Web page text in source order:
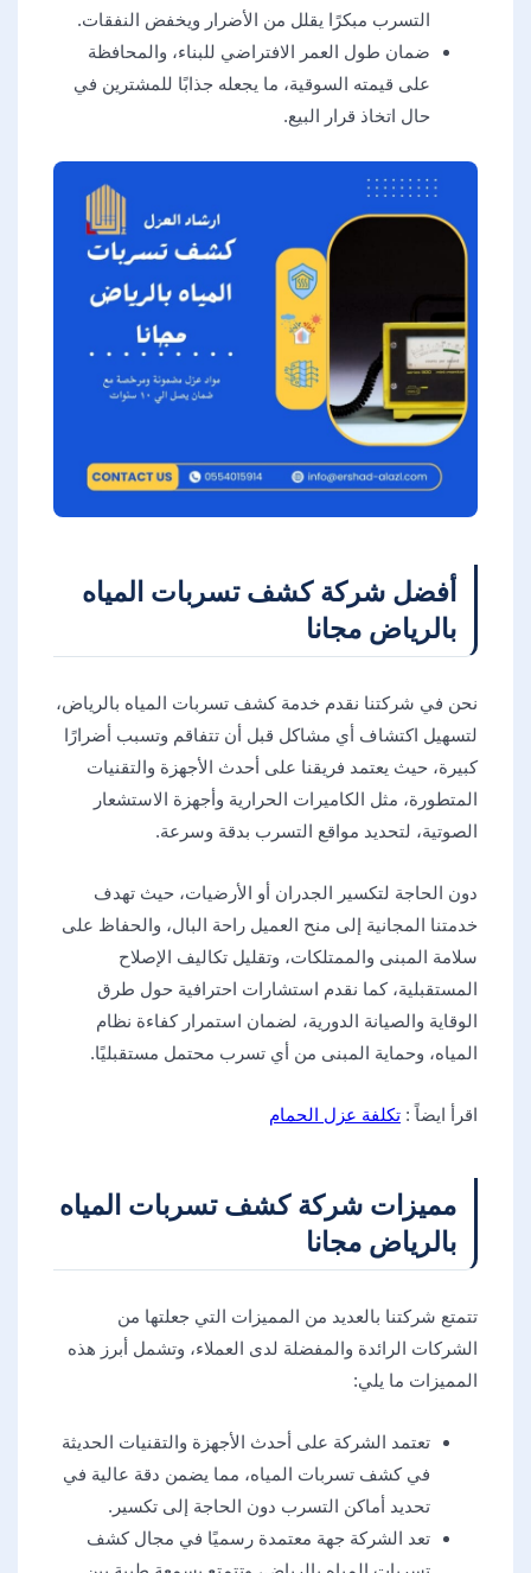
التسرب مبكرًا يقلل من الأضرار ويخفض النفقات.
ضمان طول العمر الافتراضي للبناء، والمحافظة
على قيمته السوقية، ما يجعله جذابًا للمشترين في
حال اتخاذ قرار البيع.
أفضل شركة كشف تسربات المياه
بالرياض مجانا
نحن في شركتنا نقدم خدمة كشف تسربات المياه بالرياض،
لتسهيل اكتشاف أي مشاكل قبل أن تتفاقم وتسبب أضرارًا
كبيرة، حيث يعتمد فريقنا على أحدث الأجهزة والتقنيات
المتطورة، مثل الكاميرات الحرارية وأجهزة الاستشعار
الصوتية، لتحديد مواقع التسرب بدقة وسرعة.
دون الحاجة لتكسير الجدران أو الأرضيات، حيث تهدف
خدمتنا المجانية إلى منح العميل راحة البال، والحفاظ على
سلامة المبنى والممتلكات، وتقليل تكاليف الإصلاح
المستقبلية، كما نقدم استشارات احترافية حول طرق
الوقاية والصيانة الدورية، لضمان استمرار كفاءة نظام
المياه، وحماية المبنى من أي تسرب محتمل مستقبليًا.
اقرأ ايضاً : تكلفة عزل الحمام
مميزات شركة كشف تسربات المياه
بالرياض مجانا
تتمتع شركتنا بالعديد من المميزات التي جعلتها من
الشركات الرائدة والمفضلة لدى العملاء، وتشمل أبرز هذه
المميزات ما يلي:
تعتمد الشركة على أحدث الأجهزة والتقنيات الحديثة
في كشف تسربات المياه، مما يضمن دقة عالية في
تحديد أماكن التسرب دون الحاجة إلى تكسير.
تعد الشركة جهة معتمدة رسميًا في مجال كشف